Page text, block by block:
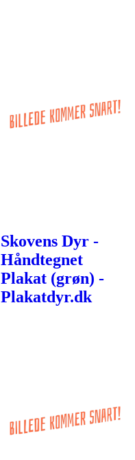
Skovens Dyr -
Håndtegnet
Plakat (grøn) -
Plakatdyr.dk